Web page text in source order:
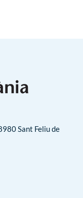
Sant Feliu de